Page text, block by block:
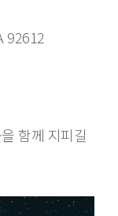
92612
함께 지피길